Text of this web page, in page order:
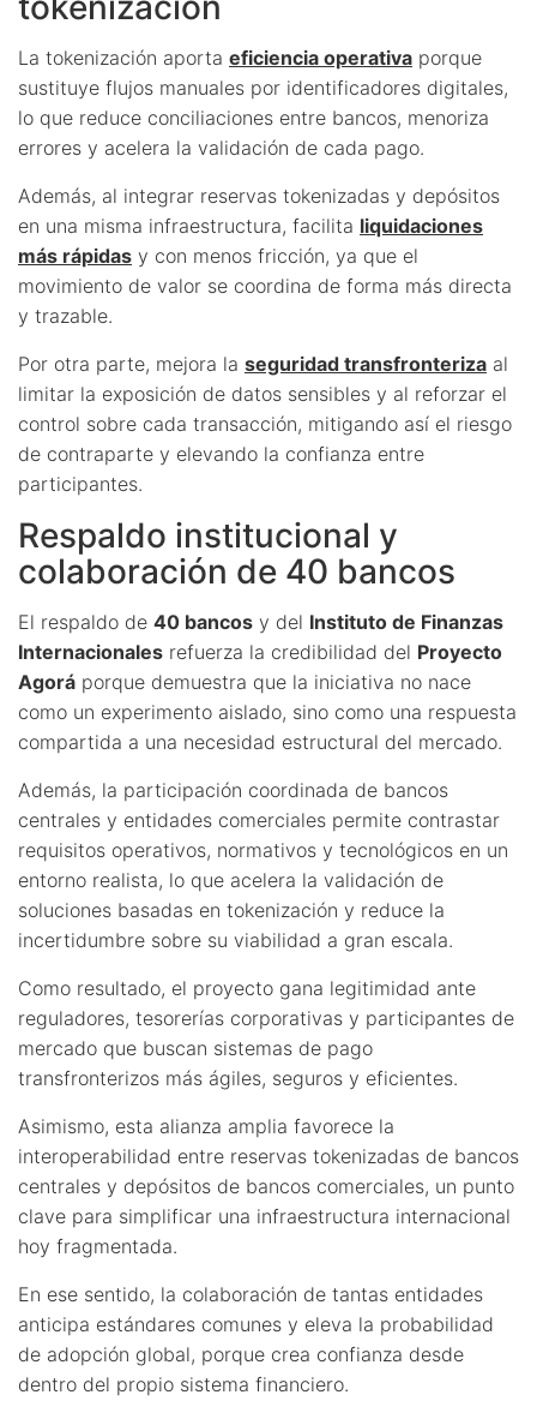
La tokenización aporta eficiencia operativa porque
sustituye flujos manuales por identificadores digitales,
lo que reduce conciliaciones entre bancos, menoriza
errores y acelera la validación de cada pago.
Además, al integrar reservas tokenizadas y depósitos
en una misma infraestructura, facilita liquidaciones
más rápidas y con menos fricción, ya que el
movimiento de valor se coordina de forma más directa
y trazable.
Por otra parte, mejora la seguridad transfronteriza al
limitar la exposición de datos sensibles y al reforzar el
control sobre cada transacción, mitigando así el riesgo
de contraparte y elevando la confianza entre
participantes.
Respaldo institucional y
colaboración de 40 bancos
El respaldo de 40 bancos y del Instituto de Finanzas
Internacionales refuerza la credibilidad del Proyecto
Agorá porque demuestra que la iniciativa no nace
como un experimento aislado, sino como una respuesta
compartida a una necesidad estructural del mercado.
Además, la participación coordinada de bancos
centrales y entidades comerciales permite contrastar
requisitos operativos, normativos y tecnológicos en un
entorno realista, lo que acelera la validación de
soluciones basadas en tokenización y reduce la
incertidumbre sobre su viabilidad a gran escala.
Como resultado, el proyecto gana legitimidad ante
reguladores, tesorerías corporativas y participantes de
mercado que buscan sistemas de pago
transfronterizos más ágiles, seguros y eficientes.
Asimismo, esta alianza amplia favorece la
interoperabilidad entre reservas tokenizadas de bancos
centrales y depósitos de bancos comerciales, un punto
clave para simplificar una infraestructura internacional
hoy fragmentada.
En ese sentido, la colaboración de tantas entidades
anticipa estándares comunes y eleva la probabilidad
de adopción global, porque crea confianza desde
dentro del propio sistema financiero.